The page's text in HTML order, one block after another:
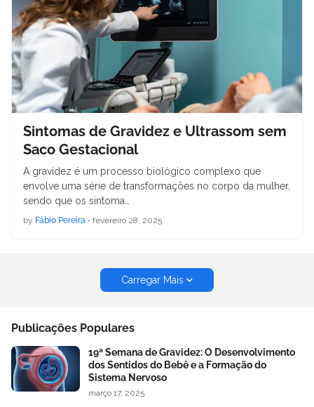
Sintomas de Gravidez e Ultrassom sem
Saco Gestacional
A gravidez é um processo biológico complexo que
envolve uma série de transformações no corpo da mulher,
sendo que os sintoma…
by Fábio Pereira • fevereiro 28, 2025
Carregar Mais
Publicações Populares
19ª Semana de Gravidez: O Desenvolvimento
dos Sentidos do Bebê e a Formação do
Sistema Nervoso
março 17, 2025